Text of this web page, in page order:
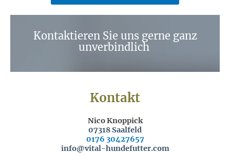
Kontaktieren Sie uns gerne ganz
unverbindlich
Kontakt
Nico Knoppick
07318 Saalfeld
0176 30427657
info@vital-hundefutter.com